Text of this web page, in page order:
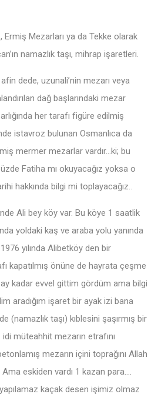
Ermiş Mezarları ya da Tekke olarak
namazlık taşı, mihrap işaretleri.
dede, uzunali’nin mezarı veya
dağ başlarındaki mezar
her tarafı figüre edilmiş
istavroz bulunan Osmanlıca da
mermer mezarlar vardır…ki; bu
Fatiha mı okuyacağız yoksa o
hakkında bilgi mi toplayacağız..
Ali bey köy var. Bu köye 1 saatlik
yoldaki kaş ve araba yolu yanında
yılında Alibetköy den bir
kapatılmış önüne de hayrata çeşme
ay kadar evvel gittim gördüm ama bilgi
aradığım işaret bir ayak izi bana
(namazlık taşı) kıblesini şaşırmış bir
müteahhit mezarın etrafını
mezarın içini toprağını Allah
eskiden vardı 1 kazan para….
kaçak desen işimiz olmaz